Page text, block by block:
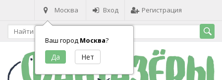
Москва
Ваш город Москва?
Вход Регистрация